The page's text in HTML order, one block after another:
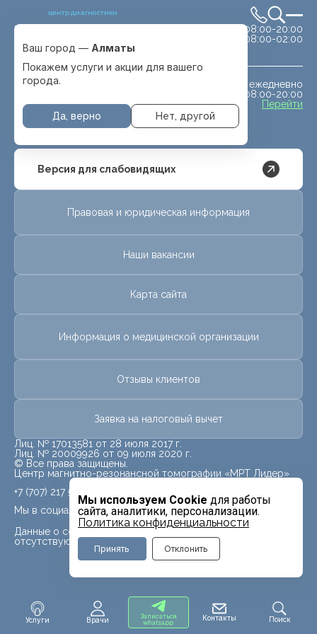
центр диагностики
Выбрать город
с. Отеген батыра
сб-вс 08:00-20:00
08:00-02:00
ежедневно
08:00-20:00
Перейти
Ваш город — Алматы
Покажем услуги и акции для вашего
города.
Да, верно Нет, другой
Услуги Врачи
Записаться
whatsapp
Контакты Поиск
Мы используем Cookie для работы
сайта, аналитики, персонализации.
Политика конфиденциальности
Принять Отклонить
Версия для слабовидящих
Правовая и юридическая информация
Наши вакансии
Карта сайта
Информация о медицинской организации
Отзывы клиентов
Заявка на налоговый вычет
Лиц. № 17013581 от 28 июля 2017 г.
Лиц. № 20009926 от 09 июля 2020 г.
© Все права защищены.
Центр магнитно-резонансной томографии «МРТ Лидер»
Мы в социальных сетях
Данные о социальных сетях для данного филиала
отсутствуют
+7 (707) 217 5840